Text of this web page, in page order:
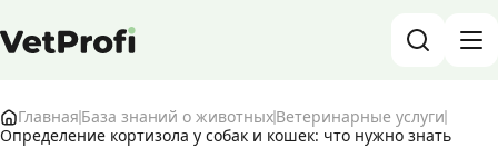
База знаний о животных и ветеринарии
Главная База знаний о животныхВетеринарные услуги
Определение кортизола у собак и кошек: что нужно знать